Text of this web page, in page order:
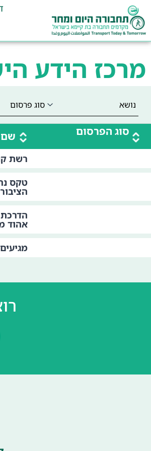
מרכז הידע
סוג הפרסום שם
רשת
טקס
הציבורית
אהוד